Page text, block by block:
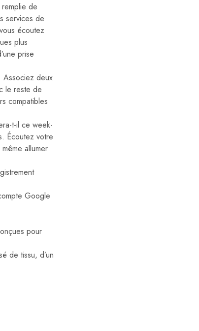
de
services de
écoutez
plus
prise
Associez deux
le reste de
compatibles
t-il ce week-
Écoutez votre
allumer
Google
pour
de tissu, d’un